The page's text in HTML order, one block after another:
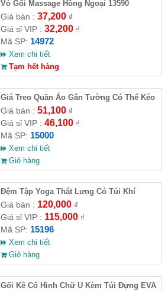
Vỏ Gối Massage Hồng Ngoại 13590
Giá bán : 37,200₫
Giá sỉ VIP : 32,200₫
Mã SP: 14972
Xem chi tiết
Tạm hết hàng
Giá Treo Quần Áo Gắn Tường Có Thể Kéo
Dài
Giá bán : 51,100₫
Giá sỉ VIP : 46,100₫
Mã SP: 15000
Xem chi tiết
Giỏ hàng
Đệm Tập Yoga Thắt Lưng Có Túi Khí
Giá bán : 120,000₫
Giá sỉ VIP : 115,000₫
Mã SP: 15196
Xem chi tiết
Giỏ hàng
Gối Kê Cổ Hình Chữ U Kèm Túi Đựng EVA